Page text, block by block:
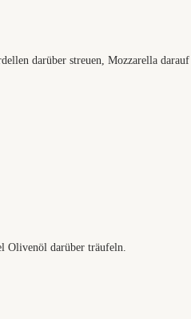
darüber streuen, Mozzarella
Olivenöl darüber träufeln.